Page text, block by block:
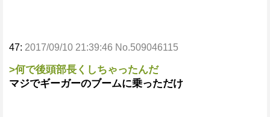
47: 2017/09/10 21:39:46 No.509046115
>何で後頭部長くしちゃったんだ
マジでギーガーのブームに乗っただけ